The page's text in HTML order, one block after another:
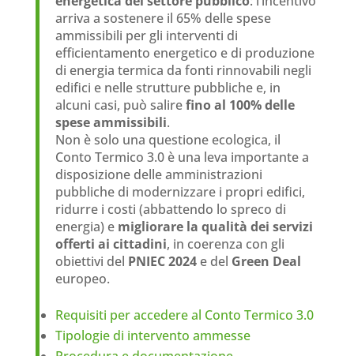
arriva a sostenere il 65% delle spese
ammissibili per gli interventi di
efficientamento energetico e di produzione
di energia termica da fonti rinnovabili negli
edifici e nelle strutture pubbliche e, in
alcuni casi, può salirefino al 100% delle
spese ammissibili.
Non è solo una questione ecologica, il
Conto Termico 3.0 è una leva importante a
disposizione delle amministrazioni
pubbliche di modernizzare i propri edifici,
ridurre i costi (abbattendo lo spreco di
energia) emigliorare la qualità dei servizi
offerti ai cittadini, in coerenza con gli
obiettivi del PNIEC 2024 e del Green Deal
europeo.
Requisiti per accedere al Conto Termico 3.0
Tipologie di intervento ammesse